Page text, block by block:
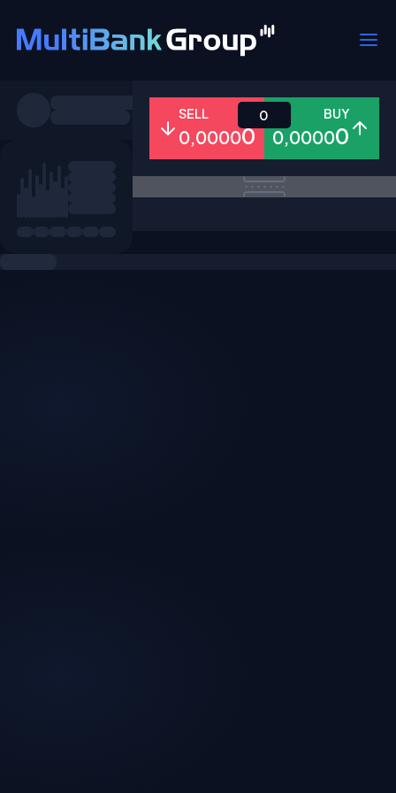
Todo Forex Metales
SELL
0,00000
BUY
0,00000
0